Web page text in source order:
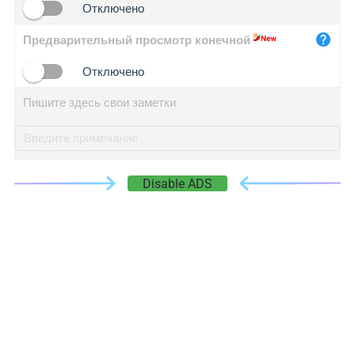
Отключено
Предварительный просмотр конечной
Отключено
Пишите здесь свои заметки
Disable ADS